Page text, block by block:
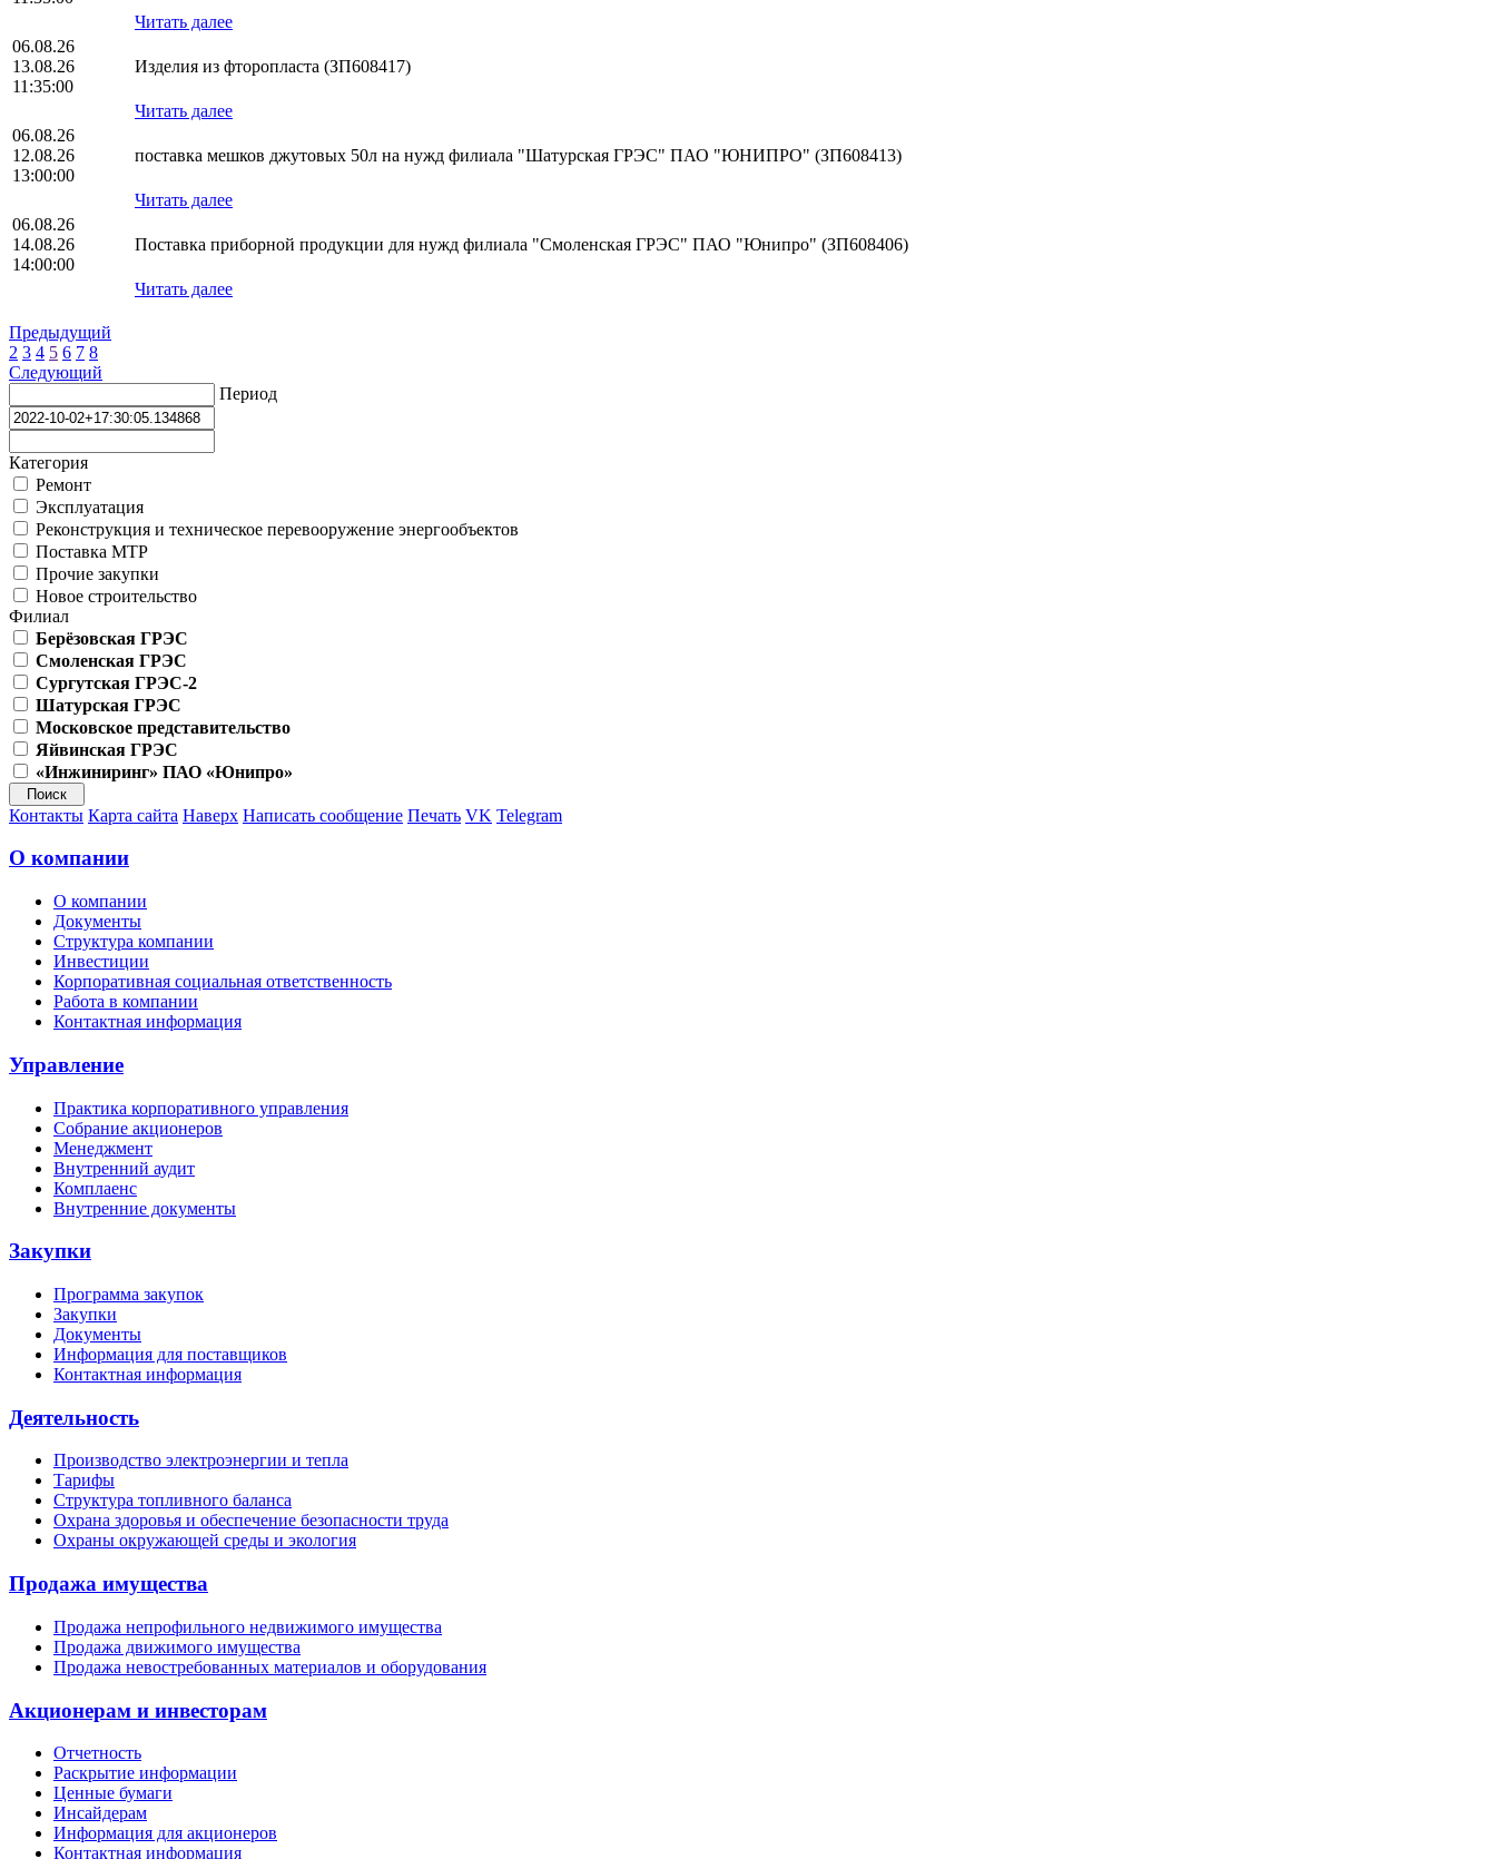
Читать далее
06.08.26
13.08.26
11:35:00
Изделия из фторопласта (ЗП608417)
Читать далее
06.08.26
12.08.26
13:00:00
поставка мешков джутовых 50л на нужд филиала "Шатурская ГРЭС" ПАО "ЮНИПРО" (ЗП608413)
Читать далее
06.08.26
14.08.26
14:00:00
Поставка приборной продукции для нужд филиала "Смоленская ГРЭС" ПАО "Юнипро" (ЗП608406)
Читать далее
Предыдущий
2 3 4 5 6 7 8
Следующий
Период
Категория
Ремонт
Эксплуатация
Реконструкция и техническое перевооружение энергообъектов
Поставка МТР
Прочие закупки
Новое строительство
Филиал
Берёзовская ГРЭС
Смоленская ГРЭС
Сургутская ГРЭС-2
Шатурская ГРЭС
Московское представительство
Яйвинская ГРЭС
«Инжиниринг» ПАО «Юнипро»
Контакты Карта сайта Наверх Написать сообщение Печать VK Telegram
О компании
О компании
Документы
Структура компании
Инвестиции
Корпоративная социальная ответственность
Работа в компании
Контактная информация
Управление
Практика корпоративного управления
Собрание акционеров
Менеджмент
Внутренний аудит
Комплаенс
Внутренние документы
Закупки
Программа закупок
Закупки
Документы
Информация для поставщиков
Контактная информация
Деятельность
Производство электроэнергии и тепла
Тарифы
Структура топливного баланса
Охрана здоровья и обеспечение безопасности труда
Охраны окружающей среды и экология
Продажа имущества
Продажа непрофильного недвижимого имущества
Продажа движимого имущества
Продажа невостребованных материалов и оборудования
Акционерам и инвесторам
Отчетность
Раскрытие информации
Ценные бумаги
Инсайдерам
Информация для акционеров
Контактная информация